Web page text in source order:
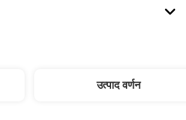
उत्पाद वर्णन